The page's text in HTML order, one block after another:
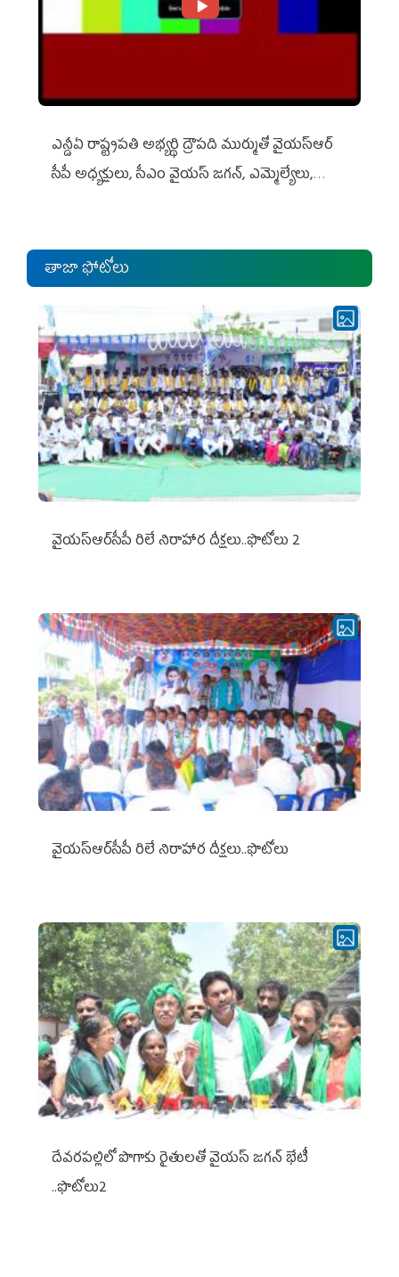
ఎన్డీఏ రాష్ట్ర‌ప‌తి అభ్య‌ర్థి ద్రౌప‌ది ముర్ముతో వైయ‌స్ఆర్
సీపీ అధ్య‌క్షులు, సీఎం వైయ‌స్ జ‌గ‌న్, ఎమ్మెల్యేలు,
తాజా ఫోటోలు
వైయ‌స్ఆర్‌సీపీ రిలే నిరాహార దీక్షలు..ఫొటోలు 2
వైయ‌స్ఆర్‌సీపీ రిలే నిరాహార దీక్షలు..ఫొటోలు
దేవరపల్లిలో పొగాకు రైతులతో వైయస్ జగన్ భేటీ
..ఫొటోలు2